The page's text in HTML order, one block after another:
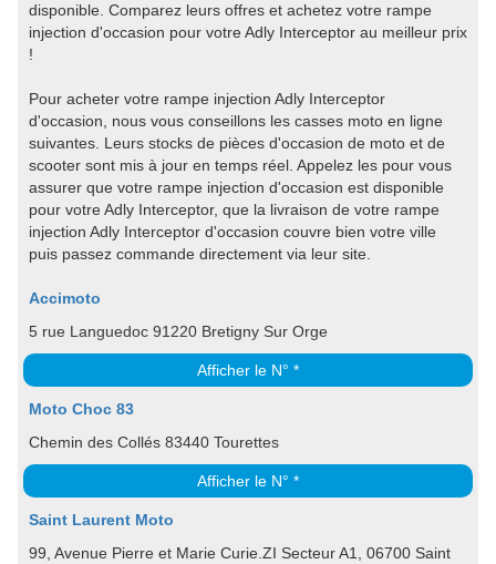
disponible. Comparez leurs offres et achetez votre rampe
injection d'occasion pour votre Adly Interceptor au meilleur prix
!
Pour acheter votre rampe injection Adly Interceptor
d'occasion, nous vous conseillons les casses moto en ligne
suivantes. Leurs stocks de pièces d'occasion de moto et de
scooter sont mis à jour en temps réel. Appelez les pour vous
assurer que votre rampe injection d'occasion est disponible
pour votre Adly Interceptor, que la livraison de votre rampe
injection Adly Interceptor d'occasion couvre bien votre ville
puis passez commande directement via leur site.
Accimoto
5 rue Languedoc 91220 Bretigny Sur Orge
Afficher le N° *
Moto Choc 83
Chemin des Collés 83440 Tourettes
Afficher le N° *
Saint Laurent Moto
99, Avenue Pierre et Marie Curie.ZI Secteur A1, 06700 Saint